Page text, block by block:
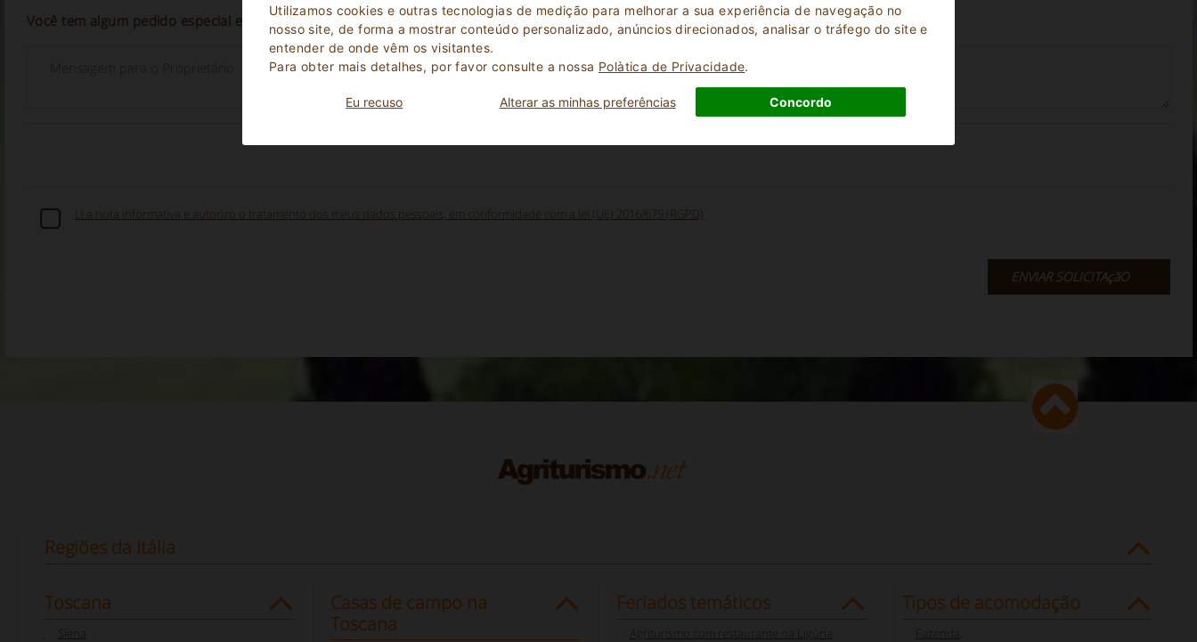
Utilizamos cookies e outras tecnologias de medição para melhorar a sua experiência de navegação no
nosso site, de forma a mostrar conteúdo personalizado, anúncios direcionados, analisar o tráfego do site e
entender de onde vêm os visitantes.
Para obter mais detalhes, por favor consulte a nossa Polà­tica de Privacidade.
Eu recuso Alterar as minhas preferências Concordo
Você tem algum pedido especial e/ou necessidade especial?
Li a nota informativa e autorizo o tratamento dos meus dados pessoais, em conformidade com a lei (UE) 2016/679 (RGPD)
Regiões da Itália
Toscana
Siena
Casas de campo na
Toscana
Feriados temáticos
Agriturismo com restaurante na Ligúria
Tipos de acomodação
Fazenda